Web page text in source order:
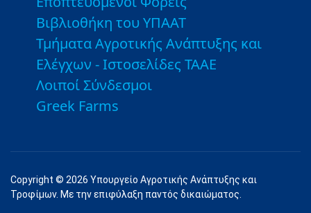
Βιβλιοθήκη του ΥΠΑΑΤ
Τμήματα Αγροτικής Ανάπτυξης και
Ελέγχων - Ιστοσελίδες ΤΑΑΕ
Λοιποί Σύνδεσμοι
Greek Farms
Copyright © 2026 Υπουργείο Αγροτικής Ανάπτυξης και
Τροφίμων. Με την επιφύλαξη παντός δικαιώματος.